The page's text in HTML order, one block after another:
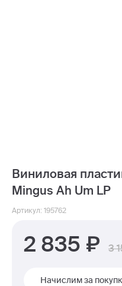
Виниловая
Mingus Ah Um LP
Артикул: 195762
2 835 3
Начислим за